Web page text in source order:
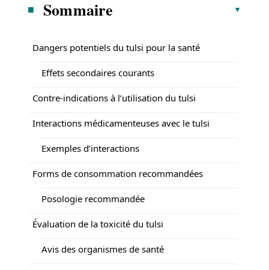
Sommaire
Dangers potentiels du tulsi pour la santé
Effets secondaires courants
Contre-indications à l’utilisation du tulsi
Interactions médicamenteuses avec le tulsi
Exemples d’interactions
Forms de consommation recommandées
Posologie recommandée
Évaluation de la toxicité du tulsi
Avis des organismes de santé